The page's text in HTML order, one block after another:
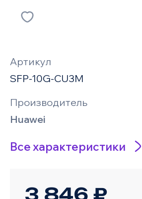
Артикул
SFP-10G-CU3M
Производитель
Huawei
Все характеристики
3 846 ₽